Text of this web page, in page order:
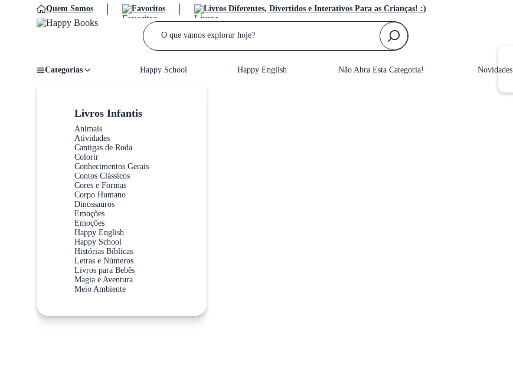
Quem Somos Favoritos Livros Diferentes, Divertidos e Interativos Para as Crianças! :)
Categorias
Livros Infantis
Animais
Atividades
Cantigas de Roda
Colorir
Conhecimentos Gerais
Contos Clássicos
Cores e Formas
Corpo Humano
Dinossauros
Emoções
Emoções
Happy English
Happy School
Histórias Bíblicas
Letras e Números
Livros para Bebês
Magia e Aventura
Meio Ambiente
Sistema Solar
Happy School Happy English Não Abra Esta Categoria! Novidades